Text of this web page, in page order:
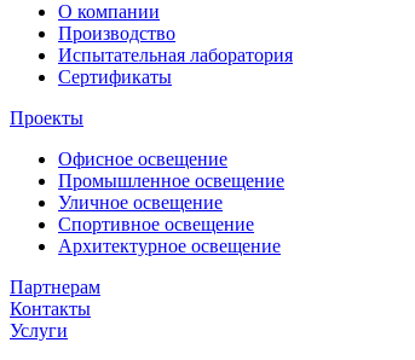
О компании
Производство
Испытательная лаборатория
Сертификаты
Проекты
Офисное освещение
Промышленное освещение
Уличное освещение
Спортивное освещение
Архитектурное освещение
Партнерам
Контакты
Услуги